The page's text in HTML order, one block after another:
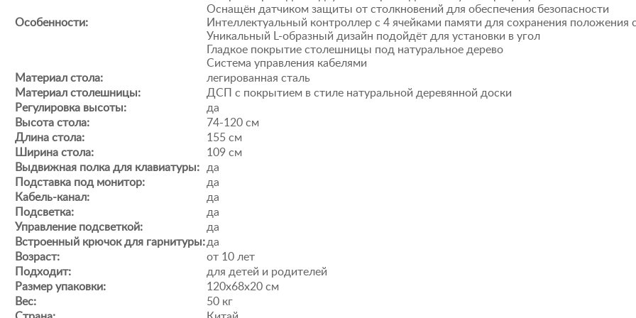
Особенности:
Оснащён датчиком защиты от столкновений для обеспечения безопасности
Интеллектуальный контроллер с 4 ячейками памяти для сохранения положения
Уникальный L-образный дизайн подойдёт для установки в угол
Гладкое покрытие столешницы под натуральное дерево
Система управления кабелями
Материал стола:
легированная сталь
Материал столешницы:
ДСП с покрытием в стиле натуральной деревянной доски
Регулировка высоты:
да
Высота стола:
74-120 см
Длина стола:
155 см
Ширина стола:
109 см
Выдвижная полка для клавиатуры:
да
Подставка под монитор:
да
Кабель-канал:
да
Подсветка:
да
Управление подсветкой:
да
Встроенный крючок для гарнитуры:да
Возраст:
от 10 лет
Подходит:
для детей и родителей
Размер упаковки:
120х68х20 см
Вес:
50 кг